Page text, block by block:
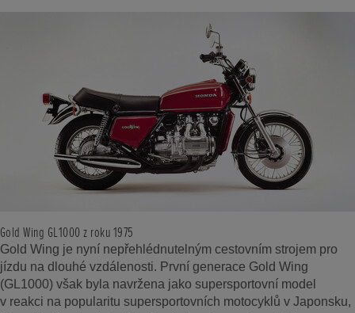
Gold Wing GL1000 z roku 1975
Gold Wing je nyní nepřehlédnutelným cestovním strojem pro
jízdu na dlouhé vzdálenosti. První generace Gold Wing
(GL1000) však byla navržena jako supersportovní model
v reakci na popularitu supersportovních motocyklů v Japonsku,